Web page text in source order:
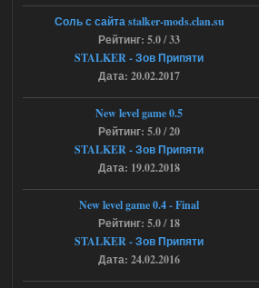
Объединенный Пак 2 + OGSR +
STCoP WP 3.4
andreyforest1993
https://rutube.ru/video/50be34
6a53045b746b6f2d80812029a
3/?r=plemwd
Ответить ➤
04.08.2026
STCoP WP 3.4
Соль с сайта stalker-mods.clan.su
Рейтинг: 5.0 / 33
STALKER - Зов Припяти
Дата: 20.02.2017
New level game 0.5
Рейтинг: 5.0 / 20
STALKER - Зов Припяти
Дата: 19.02.2018
New level game 0.4 - Final
Рейтинг: 5.0 / 18
STALKER - Зов Припяти
Дата: 24.02.2016